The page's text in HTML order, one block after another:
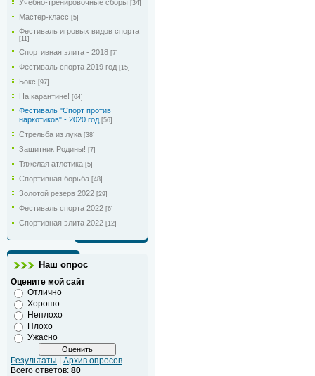
Учебно-тренировочные сборы [34]
Мастер-класс [5]
Фестиваль игровых видов спорта
[11]
Спортивная элита - 2018 [7]
Фестиваль спорта 2019 год [15]
Бокс [97]
На карантине! [64]
Фестиваль "Спорт против
наркотиков" - 2020 год [56]
Стрельба из лука [38]
Защитник Родины! [7]
Тяжелая атлетика [5]
Спортивная борьба [48]
Золотой резерв 2022 [29]
Фестиваль спорта 2022 [6]
Спортивная элита 2022 [12]
Наш опрос
Оцените мой сайт
Отлично
Хорошо
Неплохо
Плохо
Ужасно
Результаты
Архив опросов
Всего ответов: 80